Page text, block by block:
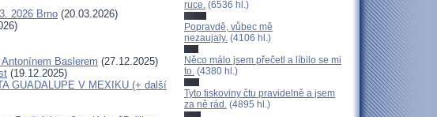
2026 Brno (20.03.2026)
Baslerem (27.12.2025)
(19.12.2025)
GUADALUPE V MEXIKU (+ další
ruce. (6536 hl.)
Popravdě, vůbec mě
nezaujaly. (4106 hl.)
Něco málo jsem přečetl a líbilo se mi
to. (4380 hl.)
Tyto tiskoviny čtu pravidelně a jsem
za ně rád. (4895 hl.)